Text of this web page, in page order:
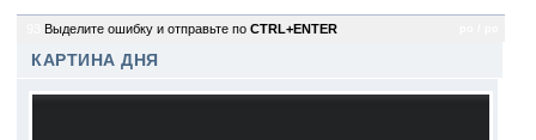
Выделите ошибку и отправьте по CTRL+ENTER
КАРТИНА ДНЯ